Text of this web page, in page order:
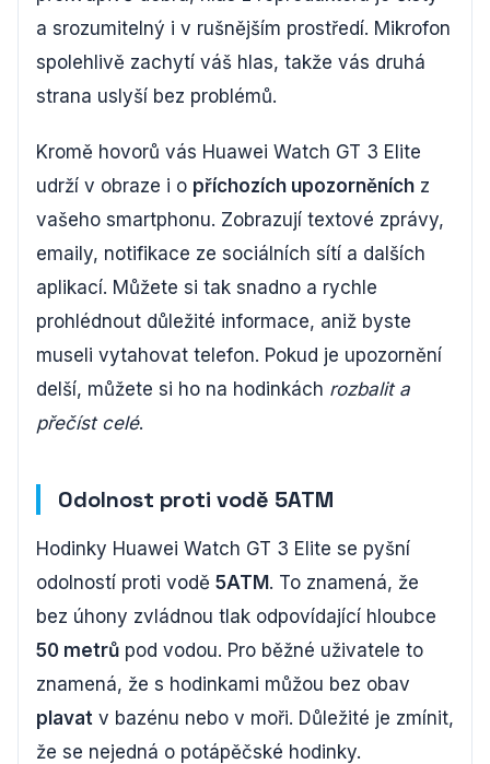
a srozumitelný i v rušnějším prostředí. Mikrofon
spolehlivě zachytí váš hlas, takže vás druhá
strana uslyší bez problémů.
Kromě hovorů vás Huawei Watch GT 3 Elite
udrží v obraze i o příchozích upozorněních z
vašeho smartphonu. Zobrazují textové zprávy,
emaily, notifikace ze sociálních sítí a dalších
aplikací. Můžete si tak snadno a rychle
prohlédnout důležité informace, aniž byste
museli vytahovat telefon. Pokud je upozornění
delší, můžete si ho na hodinkách rozbalit a
přečíst celé.
Odolnost proti vodě 5ATM
Hodinky Huawei Watch GT 3 Elite se pyšní
odolností proti vodě 5ATM. To znamená, že
bez úhony zvládnou tlak odpovídající hloubce
50 metrů pod vodou. Pro běžné uživatele to
znamená, že s hodinkami můžou bez obav
plavat v bazénu nebo v moři. Důležité je zmínit,
že se nejedná o potápěčské hodinky.